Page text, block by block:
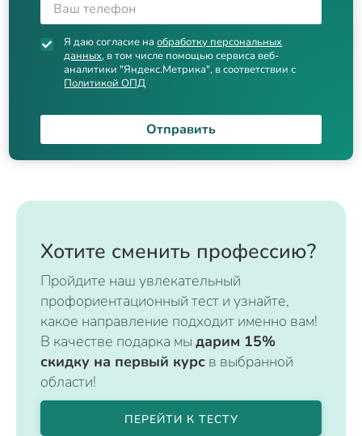
Я даю согласие наобработку персональных
данных, в том числе помощью сервиса веб-
аналитики "Яндекс.Метрика", в соответствии с
Политикой ОПД
Отправить
Хотите сменить профессию?
Пройдите наш увлекательный
профориентационный тест и узнайте,
какое направление подходит именно вам!
В качестве подарка мы дарим 15%
скидку на первый курс в выбранной
области!
ПЕРЕЙТИ К ТЕСТУ